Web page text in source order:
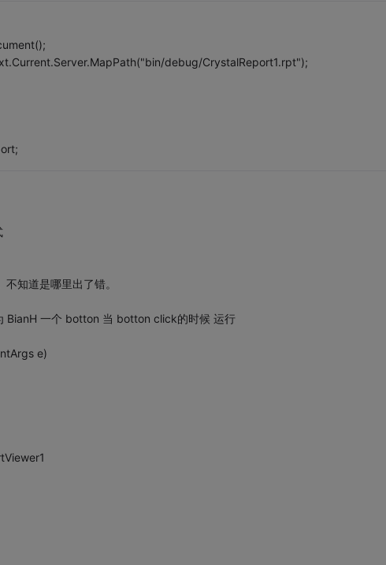
debug/CrystalReport1.rpt");
知道是哪里出了错。
一个 botton 当 botton click的时候 运行
e)